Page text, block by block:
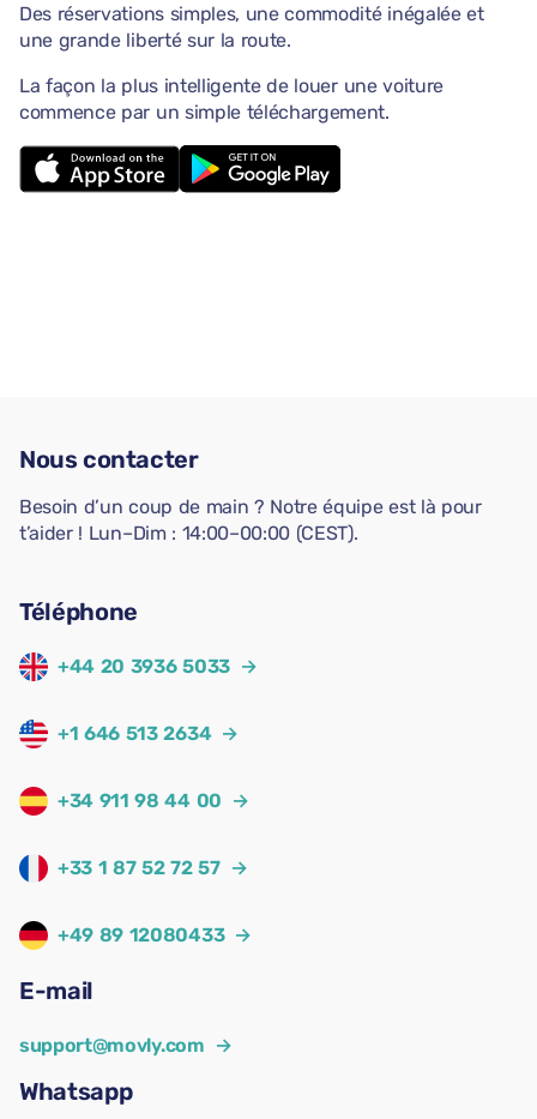
Des réservations simples, une commodité inégalée et
une grande liberté sur la route.
La façon la plus intelligente de louer une voiture
commence par un simple téléchargement.
Nous contacter
Besoin d’un coup de main ? Notre équipe est là pour
t’aider ! Lun–Dim : 14:00–00:00 (CEST).
Téléphone
+44 20 3936 5033 →
+1 646 513 2634 →
+34 911 98 44 00 →
+33 1 87 52 72 57 →
+49 89 12080433 →
E-mail
support@movly.com →
Whatsapp